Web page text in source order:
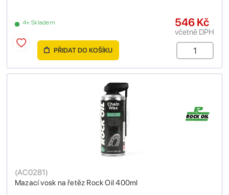
4+ Skladem 546 Kč
včetně DPH
PŘIDAT DO KOŠÍKU
Mazací vosk na řetěz Rock Oil 400ml
(AC0281)